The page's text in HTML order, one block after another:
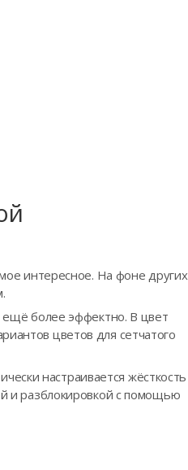
интересное. На фоне других
ещё более эффектно. В цвет
цветов для сетчатого
настраивается жёсткость
и разблокировкой с помощью